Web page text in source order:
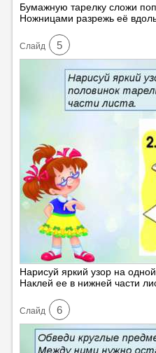
Бумажную тарелку сложи
Ножницами разрежь её
Cлайд 5
Нарисуй яркий узор на
Наклей ее в нижней части
Cлайд 6